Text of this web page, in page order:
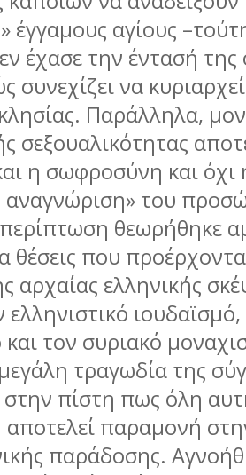
έγγαμους αγίους
έχασε την έντασή της
συνεχίζει να
Παράλληλα,
σεξουαλικότητας
η σωφροσύνη και όχι
αναγνώριση» του
θεωρήθηκε
θέσεις που
αρχαίας ελληνικής
ελληνιστικό
τον συριακό
τραγωδία της
στην πίστη πως όλη
παραμονή
παράδοσης.